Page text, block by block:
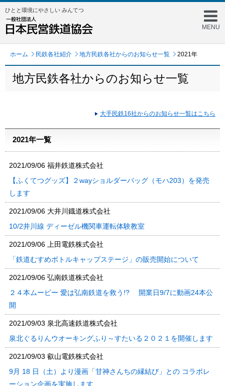
MENU
ひとと環境にやさしい みんてつ
ホーム 民鉄各社紹介 地方民鉄各社からのお知らせ一覧 2021年
地方民鉄各社からのお知らせ一覧
大手民鉄16社からのお知らせ一覧はこちら
2021年一覧
2021/09/06 福井鉄道株式会社
【ふくてつグッズ】２wayショルダーバッグ（モハ203）を発売
します
2021/09/06 大井川鐡道株式会社
10/2井川線 ディーゼル機関車運転体験教室
2021/09/06
上田電鉄株式会社
「鉄道むすめボトルキャップステージ」の販売開始について
2021/09/06 弘南鉄道株式会社
２４本ムービー 愛は弘南鉄道を救う!? 開業日9/7に動画24本公
開
2021/09/03 泉北高速鉄道株式会社
泉北ぐるりんウオーキングふり～すたいる２０２１を開催します
2021/09/03 叡山電鉄株式会社
9月 18 日（土）より漫画「甘神さんちの縁結び」との コラボレ
ーション企画を実施します